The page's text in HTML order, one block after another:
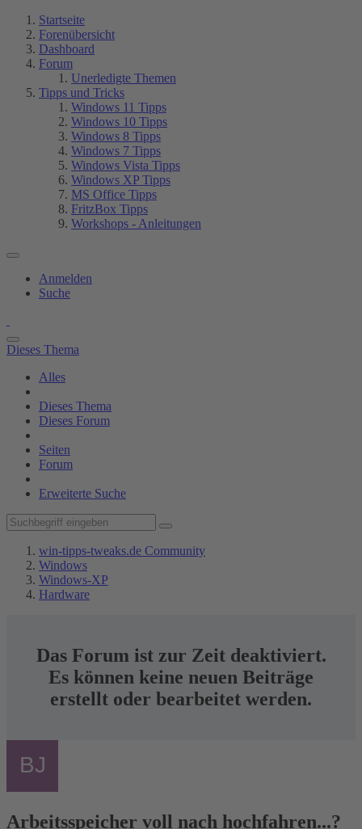
Startseite
Forenübersicht
Dashboard
Forum
Unerledigte Themen
Tipps und Tricks
Windows 11 Tipps
Windows 10 Tipps
Windows 8 Tipps
Windows 7 Tipps
Windows Vista Tipps
Windows XP Tipps
MS Office Tipps
FritzBox Tipps
Workshops - Anleitungen
Anmelden
Suche
Dieses Thema
Alles
Dieses Thema
Dieses Forum
Seiten
Forum
Erweiterte Suche
win-tipps-tweaks.de Community
Windows
Windows-XP
Hardware
Das Forum ist zur Zeit deaktiviert.
Es können keine neuen Beiträge
erstellt oder bearbeitet werden.
Arbeitsspeicher voll nach hochfahren...?